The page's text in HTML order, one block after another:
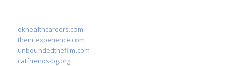
okhealthcareers.com
theintexperience.com
unboundedthefilm.com
catfriends-bg.org